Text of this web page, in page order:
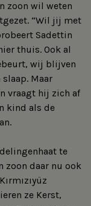
zoon wil weten
“Wil jij met
Sadettin
thuis. Ook al
wij blijven
Maar
vraagt hij zich af
kind als de
te
zoon daar nu ook
ze Kerst,